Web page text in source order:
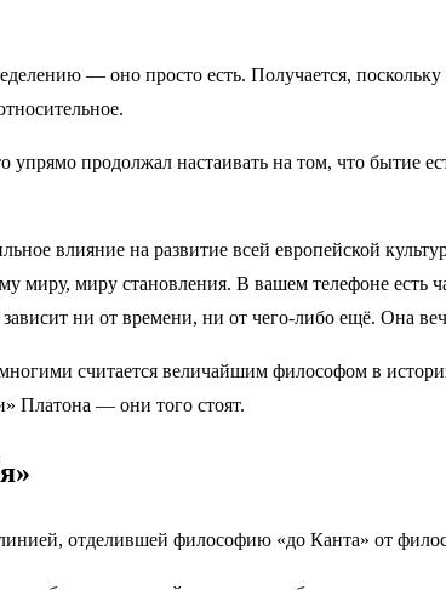
— оно просто есть. Получается, поскольку
продолжал настаивать на том, что бытие
влияние на развитие всей европейской
миру становления. В вашем телефоне есть
ни от времени, ни от чего-либо ещё. Она
считается величайшим философом в
Платона — они того стоят.
отделившей философию «до Канта» от